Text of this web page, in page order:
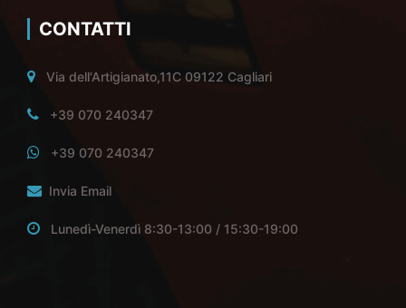
CONTATTI
Via dell'Artigianato,11C 09122 Cagliari
+39 070 240347
+39 070 240347
Invia Email
Lunedì-Venerdì 8:30-13:00 / 15:30-19:00